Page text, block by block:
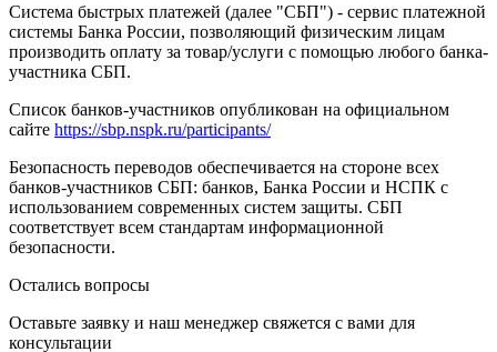
Система быстрых платежей (далее "СБП") - сервис платежной
системы Банка России, позволяющий физическим лицам
производить оплату за товар/услуги с помощью любого банка-
участника СБП.
Список банков-участников опубликован на официальном
сайте https://sbp.nspk.ru/participants/
Безопасность переводов обеспечивается на стороне всех
банков-участников СБП: банков, Банка России и НСПК с
использованием современных систем защиты. СБП
соответствует всем стандартам информационной
безопасности.
Остались вопросы
Оставьте заявку и наш менеджер свяжется с вами для
консультации